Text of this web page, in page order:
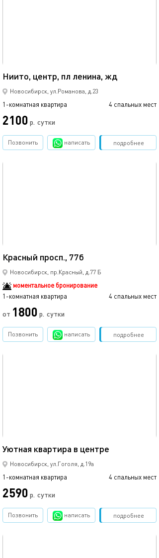
Ниито, центр, пл ленина, жд
Новосибирск, ул.Романова, д.23
1-комнатная квартира 4 спальных мест
2100 р. сутки
подробнее
Позвонить написать Забронировать
Красный просп., 77б
Новосибирск, пр.Красный, д.77 Б
моментальное бронирование
1-комнатная квартира
4 спальных мест
от 1800 р. сутки
подробнее
Позвонить написать Забронировать
Уютная квартира в центре
Новосибирск, ул.Гоголя, д.19а
1-комнатная квартира 4 спальных мест
2590 р. сутки
подробнее
Позвонить написать Забронировать